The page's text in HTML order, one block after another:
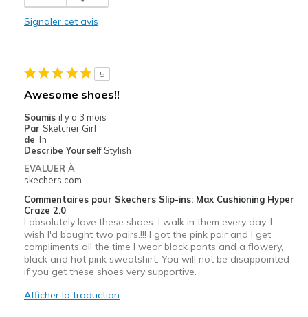
Signaler cet avis
5
Awesome shoes!!
Soumis il y a 3 mois
Par Sketcher Girl
de Tn
Describe Yourself Stylish
EVALUER À
skechers.com
Commentaires pour Skechers Slip-ins: Max Cushioning Hyper
Craze 2.0
I absolutely love these shoes. I walk in them every day. I
wish I'd bought two pairs.!!! I got the pink pair and I get
compliments all the time I wear black pants and a flowery,
black and hot pink sweatshirt. You will not be disappointed
if you get these shoes very supportive.
Afficher la traduction